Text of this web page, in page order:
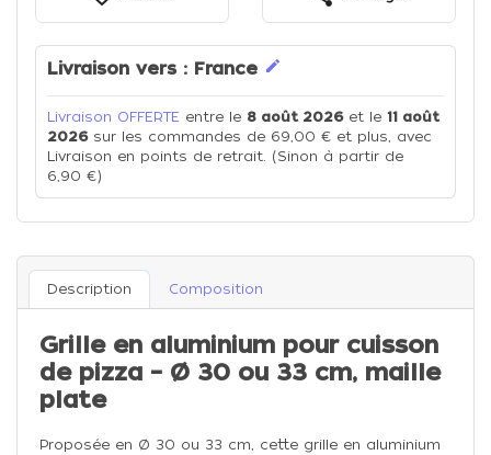
Livraison vers : France edit
Livraison OFFERTE entre le 8 août 2026et le 11 août
2026sur les commandes de 69,00 € et plus, avec
Livraison en points de retrait. (Sinon à partir de
6,90 €)
Description Composition
Grille en aluminium pour cuisson
de pizza – Ø 30 ou 33 cm, maille
plate
Proposée en Ø 30 ou 33 cm, cette grille en aluminium